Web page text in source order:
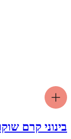
בינוני קרם